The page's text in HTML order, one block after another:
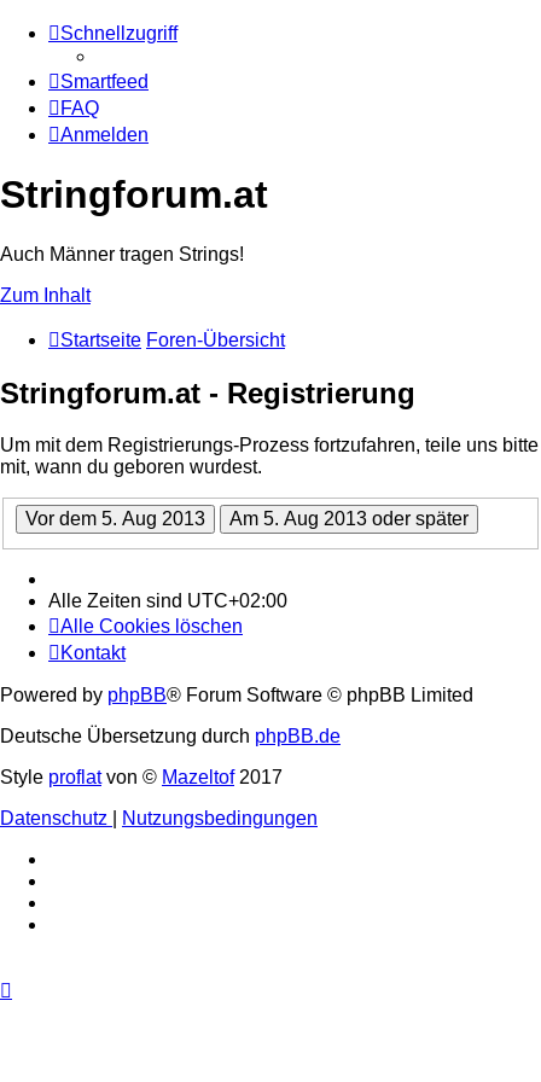
Schnellzugriff
Smartfeed
FAQ
Anmelden
Stringforum.at
Auch Männer tragen Strings!
Zum Inhalt
Startseite Foren-Übersicht
Stringforum.at - Registrierung
Um mit dem Registrierungs-Prozess fortzufahren, teile uns bitte
mit, wann du geboren wurdest.
Alle Zeiten sind UTC+02:00
Alle Cookies löschen
Kontakt
Powered by phpBB® Forum Software © phpBB Limited
Deutsche Übersetzung durch phpBB.de
Style proflatvon © Mazeltof2017
Datenschutz
Nutzungsbedingungen